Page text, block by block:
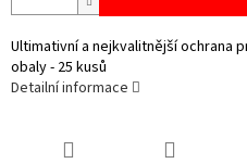
Ultimativní a nejkvalitnější ochrana
obaly - 25 kusů
Detailní informace